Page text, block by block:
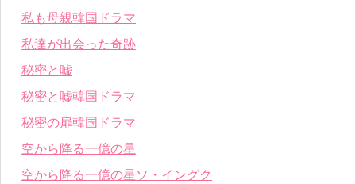
私も母親韓国ドラマ
私達が出会った奇跡
秘密と嘘
秘密と嘘韓国ドラマ
秘密の扉韓国ドラマ
空から降る一億の星
空から降る一億の星ソ・イングク